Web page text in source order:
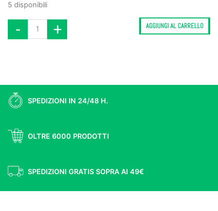
5 disponibili
- + AGGIUNGI AL CARRELLO
SPEDIZIONI IN 24/48 H.
OLTRE 6000 PRODOTTI
SPEDIZIONI GRATIS SOPRA AI 49€